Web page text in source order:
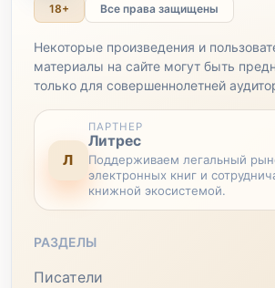
18+ Все права защищены
Некоторые произведения и
материалы на сайте могут быть
только для совершеннолетней
Л
ПАРТНЕР
Литрес
Поддерживаем легальный
электронных книг и
книжной экосистемой.
РАЗДЕЛЫ
Писатели